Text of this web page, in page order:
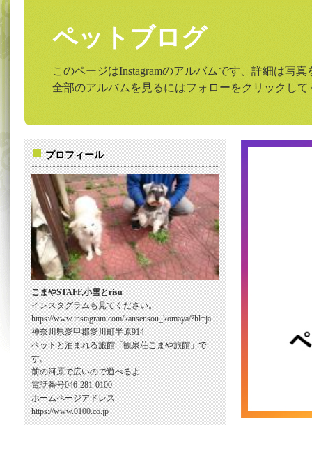
ペットブログ
このページはInstagramのアルバムです、詳細は写
全部のアルバムを見るにはフォローをクリックして
プロフィール
こまやSTAFF,小雪とrisu
インスタグラムも見てください。
https://www.instagram.com/kansensou_komaya/?hl=ja
神奈川県愛甲郡愛川町半原914
ペットと泊まれる旅館「観泉荘こまや旅館」で
す。
前の河原で広いので遊べるよ
電話番号046-281-0100
ホームページアドレス
https://www.0100.co.jp